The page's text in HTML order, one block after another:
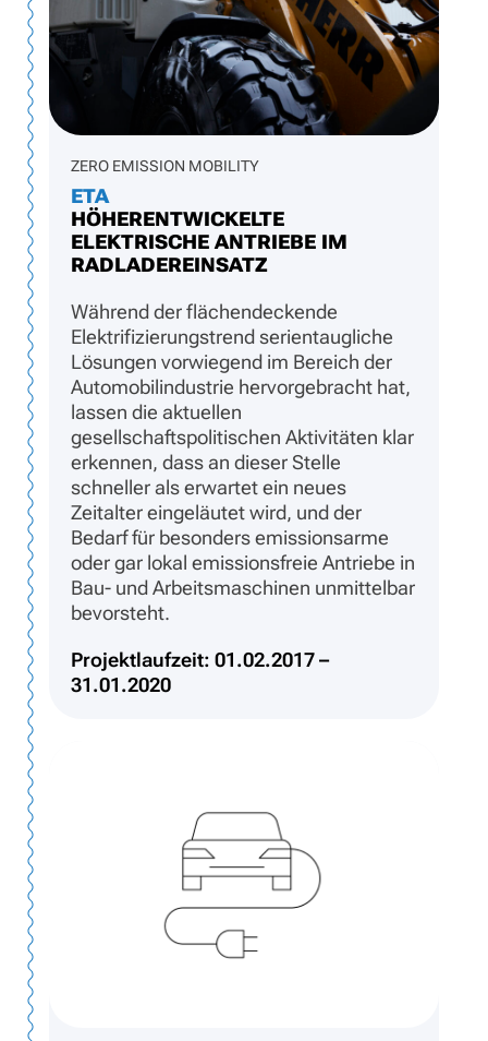
ZERO EMISSION MOBILITY
ETA
HÖHERENTWICKELTE
ELEKTRISCHE ANTRIEBE IM
RADLADEREINSATZ
Während der flächendeckende
Elektrifizierungstrend serientaugliche
Lösungen vorwiegend im Bereich der
Automobilindustrie hervorgebracht hat,
lassen die aktuellen
gesellschaftspolitischen Aktivitäten klar
erkennen, dass an dieser Stelle
schneller als erwartet ein neues
Zeitalter eingeläutet wird, und der
Bedarf für besonders emissionsarme
oder gar lokal emissionsfreie Antriebe in
Bau- und Arbeitsmaschinen unmittelbar
bevorsteht.
Projektlaufzeit: 01.02.2017 –
31.01.2020